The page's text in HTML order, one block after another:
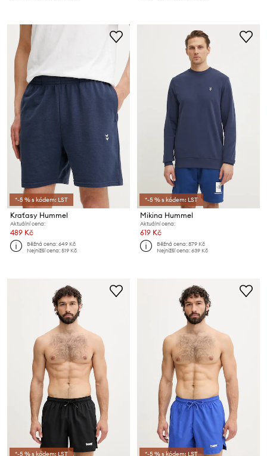
*-5 % s kódem: LST
Kraťasy Hummel
Aktuální cena:
489 Kč
Běžná cena:649 Kč
Nejnižší cena:519 Kč
*-5 % s kódem: LST
Mikina Hummel
Aktuální cena:
619 Kč
Běžná cena:879 Kč
Nejnižší cena:639 Kč
*-5 % s kódem: LST *-5 % s kódem: LST